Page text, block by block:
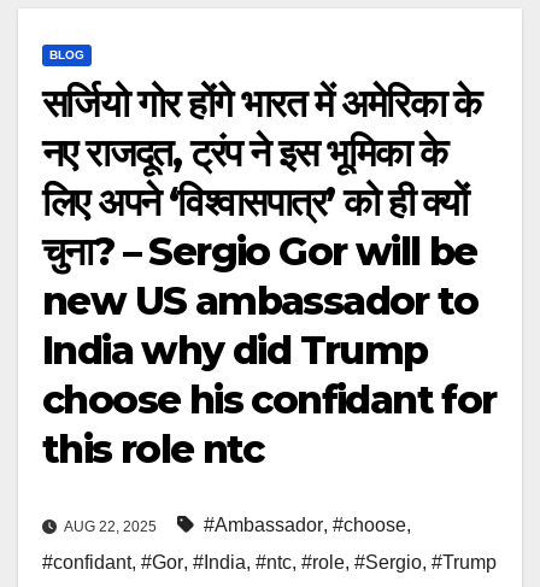
BLOG
सर्जियो गोर होंगे भारत में अमेरिका के
नए राजदूत, ट्रंप ने इस भूमिका के
लिए अपने ‘विश्वासपात्र’ को ही क्यों
चुना? – Sergio Gor will be
new US ambassador to
India why did Trump
choose his confidant for
this role ntc
AUG 22, 2025 #Ambassador, #choose,
#confidant, #Gor, #India, #ntc, #role, #Sergio, #Trump